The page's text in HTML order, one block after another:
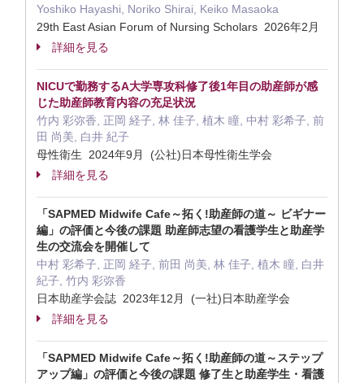
Yoshiko Hayashi, Noriko Shirai, Keiko Masaoka
29th East Asian Forum of Nursing Scholars 2026年2月
詳細を見る
NICUで勤務するA大学専攻科修了後1年目の助産師が感
じた助産師教育内容の充足状況
竹内 彩弥香, 正岡 経子, 林 佳子, 植木 瞳, 中村 彩希子, 前
田 尚美, 白井 紀子
母性衛生 2024年9月 (公社)日本母性衛生学会
詳細を見る
「SAPMED Midwife Cafe～拓く!助産師の道～ ビギナー
編」の評価と今後の課題 助産師志望の看護学生と助産学
生の交流会を開催して
中村 彩希子, 正岡 経子, 前田 尚美, 林 佳子, 植木 瞳, 白井
紀子, 竹内 彩弥香
日本助産学会誌 2023年12月 (一社)日本助産学会
詳細を見る
「SAPMED Midwife Cafe～拓く!助産師の道～ステップ
アップ編」の評価と今後の課題 修了生と助産学生・看護